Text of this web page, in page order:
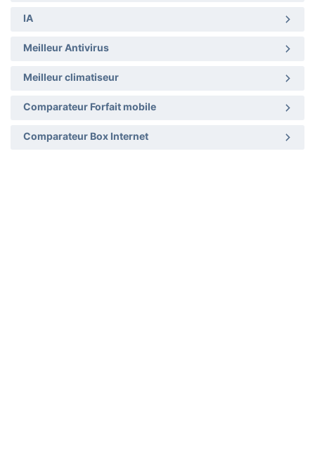
IA
Meilleur Antivirus
Meilleur climatiseur
Comparateur Forfait mobile
Comparateur Box Internet